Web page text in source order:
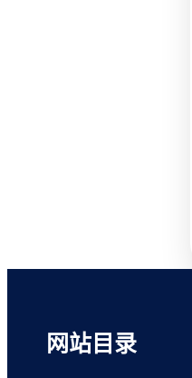
网站目录